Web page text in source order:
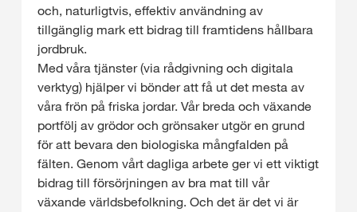
och, naturligtvis, effektiv användning av
tillgänglig mark ett bidrag till framtidens hållbara
jordbruk.
Med våra tjänster (via rådgivning och digitala
verktyg) hjälper vi bönder att få ut det mesta av
våra frön på friska jordar. Vår breda och växande
portfölj av grödor och grönsaker utgör en grund
för att bevara den biologiska mångfalden på
fälten. Genom vårt dagliga arbete ger vi ett viktigt
bidrag till försörjningen av bra mat till vår
växande världsbefolkning. Och det är det vi är